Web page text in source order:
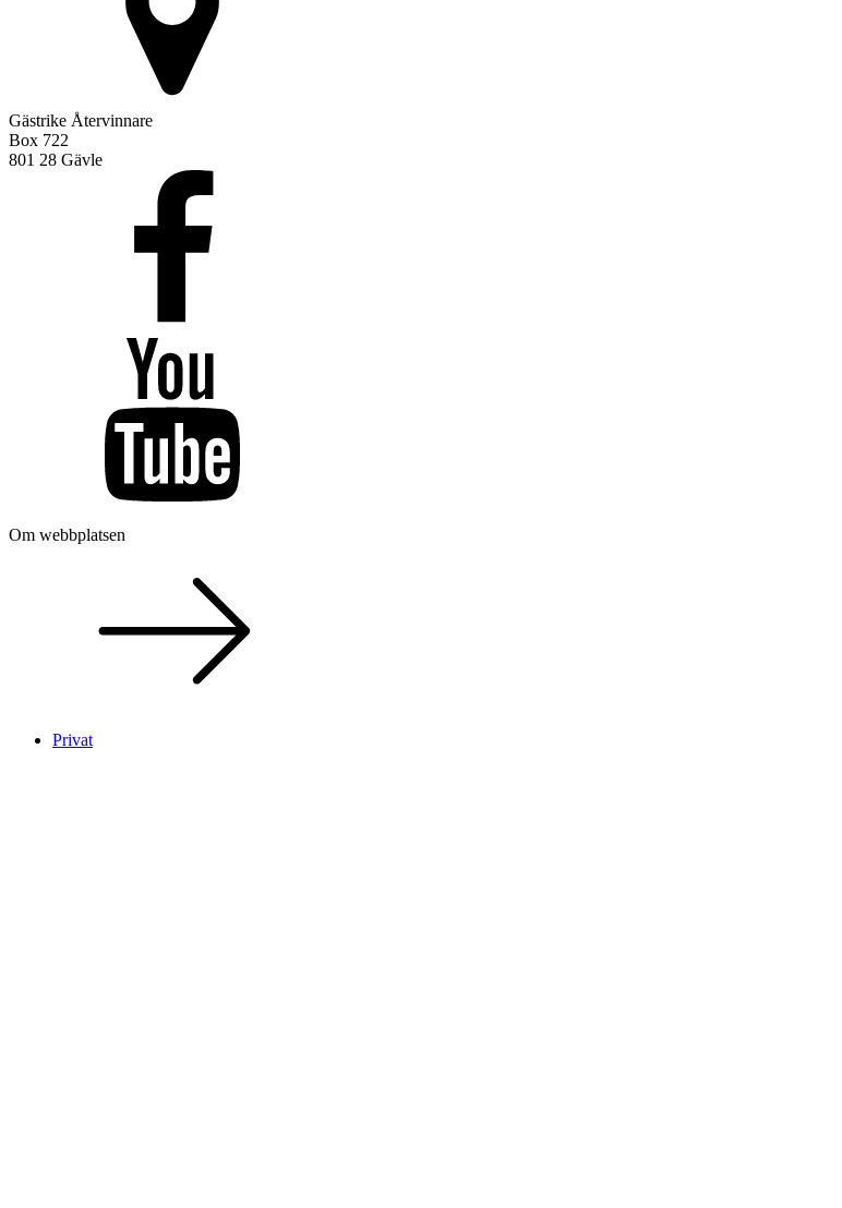
Gästrike Återvinnare
Box 722
801 28 Gävle
Om webbplatsen
Privat